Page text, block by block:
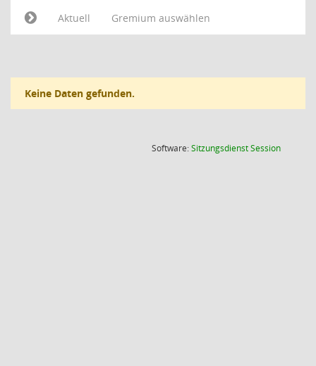
Aktuell
Gremium auswählen
Keine Daten gefunden.
Software:SitzungsdienstSession(Wird in